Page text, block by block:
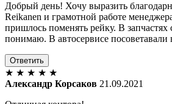
Добрый день! Хочу выразить
Reikanen и грамотной работе
пришлось поменять рейку. В запчастях
понимаю. В автосервисе посоветавали
Ответить
★ ★ ★ ★ ★
Александр Корсаков 21.09.2021